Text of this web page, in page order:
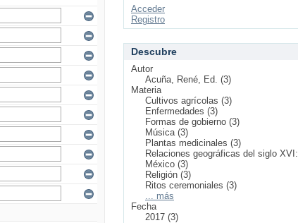
Acceder
Registro
Descubre
Autor
Acuña, René, Ed. (3)
Materia
Cultivos agrícolas (3)
Enfermedades (3)
Formas de gobierno (3)
Música (3)
Plantas medicinales (3)
Relaciones geográficas del siglo XVI:
México (3)
Religión (3)
Ritos ceremoniales (3)
... más
Fecha
2017 (3)